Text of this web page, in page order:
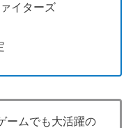
イターズ
ームでも大活躍の